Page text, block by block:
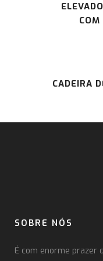
CADEIRA
SOBRE NÓS
É com enorme prazer